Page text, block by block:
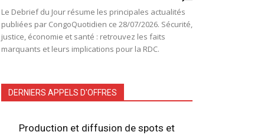
Le Debrief du Jour résume les principales actualités
publiées par CongoQuotidien ce 28/07/2026. Sécurité,
justice, économie et santé : retrouvez les faits
marquants et leurs implications pour la RDC.
DERNIERS APPELS D'OFFRES
Production et diffusion de spots et